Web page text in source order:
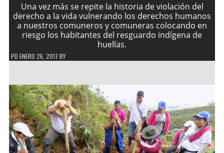
Una vez más se repite la historia de violación del
derecho a la vida vulnerando los derechos humanos
a nuestros comuneros y comuneras colocando en
riesgo los habitantes del resguardo indígena de
huellas.
PD ENERO 26, 2017 BY